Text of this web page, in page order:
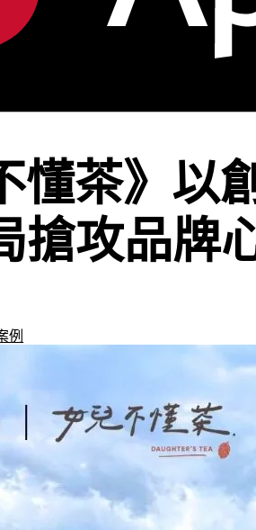
懂茶》以
搶攻品牌
例